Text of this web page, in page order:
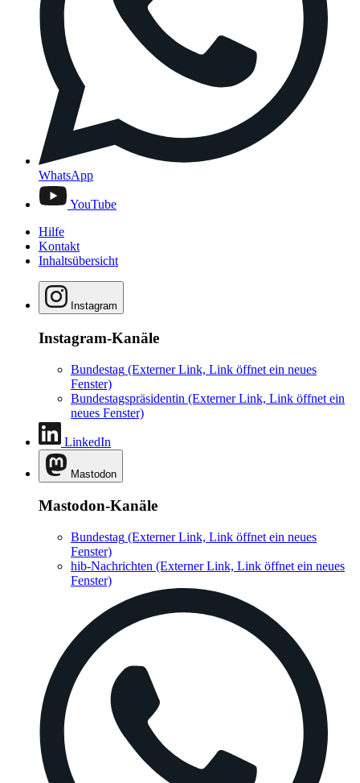
WhatsApp
YouTube
Hilfe
Kontakt
Inhaltsübersicht
Instagram
Instagram-Kanäle
Bundestag (Externer Link, Link öffnet ein neues
Fenster)
Bundestagspräsidentin (Externer Link, Link öffnet ein
neues Fenster)
LinkedIn
Mastodon
Mastodon-Kanäle
Bundestag (Externer Link, Link öffnet ein neues
Fenster)
hib-Nachrichten (Externer Link, Link öffnet ein neues
Fenster)